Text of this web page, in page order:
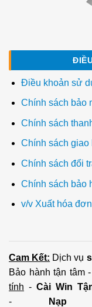
Điều khoản sử
Chính sách bảo
Chính sách
Chính sách giao
Chính sách đổi
Chính sách bảo
v/v Xuất hóa
Cam Kết: Dịch vụ
Bảo hành tận tâm
tính - Cài Win
-